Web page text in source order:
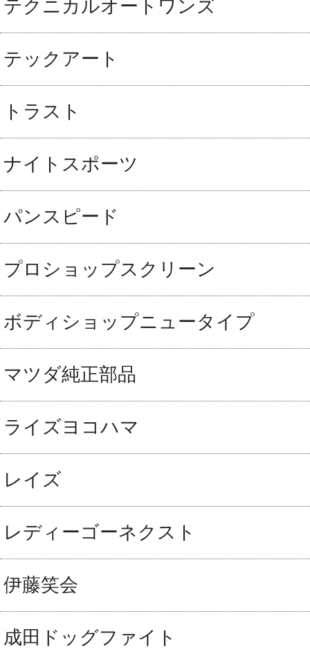
テクニカルオートワンズ
テックアート
トラスト
ナイトスポーツ
パンスピード
プロショップスクリーン
ボディショップニュータイプ
マツダ純正部品
ライズヨコハマ
レイズ
レディーゴーネクスト
伊藤笑会
成田ドッグファイト